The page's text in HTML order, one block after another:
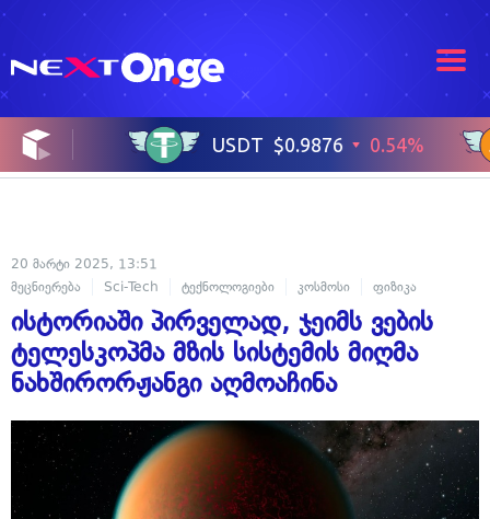
20 მარტი 2025, 13:51
მეცნიერება
Sci-Tech ტექნოლოგიები კოსმოსი ფიზიკა
ისტორიაში პირველად, ჯეიმს ვების
ტელესკოპმა მზის სისტემის მიღმა
ნახშირორჟანგი აღმოაჩინა